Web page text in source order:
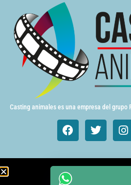
Casting animales es una empresa del grupo
Animales de